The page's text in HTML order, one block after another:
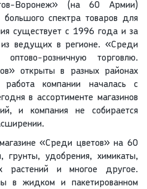
Воронеж» (на 60 Армии)
большого спектра товаров для
существует с 1996 года и за
ведущих в регионе. «Среди
оптово-розничную торговлю.
открыты в разных районах
компании началась с
в ассортименте магазинов
и компания не собирается
«Среди цветов» на 60
грунты, удобрения, химикаты,
растений и многое другое.
в жидком и пакетированном